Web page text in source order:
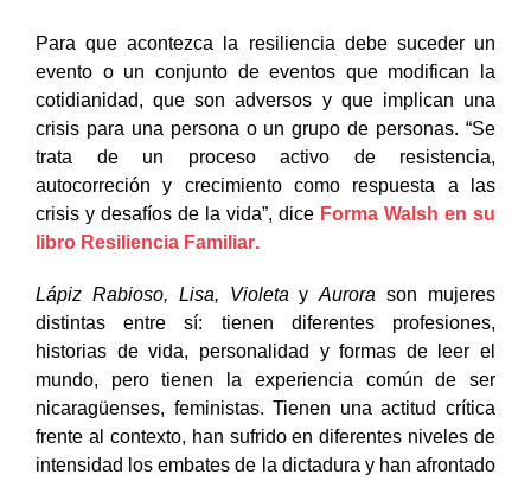
Para que acontezca la resiliencia debe suceder un
evento o un conjunto de eventos que modifican la
cotidianidad, que son adversos y que implican una
crisis para una persona o un grupo de personas. “Se
trata de un proceso activo de resistencia,
autocorreción y crecimiento como respuesta a las
crisis y desafíos de la vida”, dice Forma Walsh en su
libro Resiliencia Familiar.
Lápiz Rabioso, Lisa, Violeta yAurora son mujeres
distintas entre sí: tienen diferentes profesiones,
historias de vida, personalidad y formas de leer el
mundo, pero tienen la experiencia común de ser
nicaragüenses, feministas. Tienen una actitud crítica
frente al contexto, han sufrido en diferentes niveles de
intensidad los embates de la dictadura y han afrontado